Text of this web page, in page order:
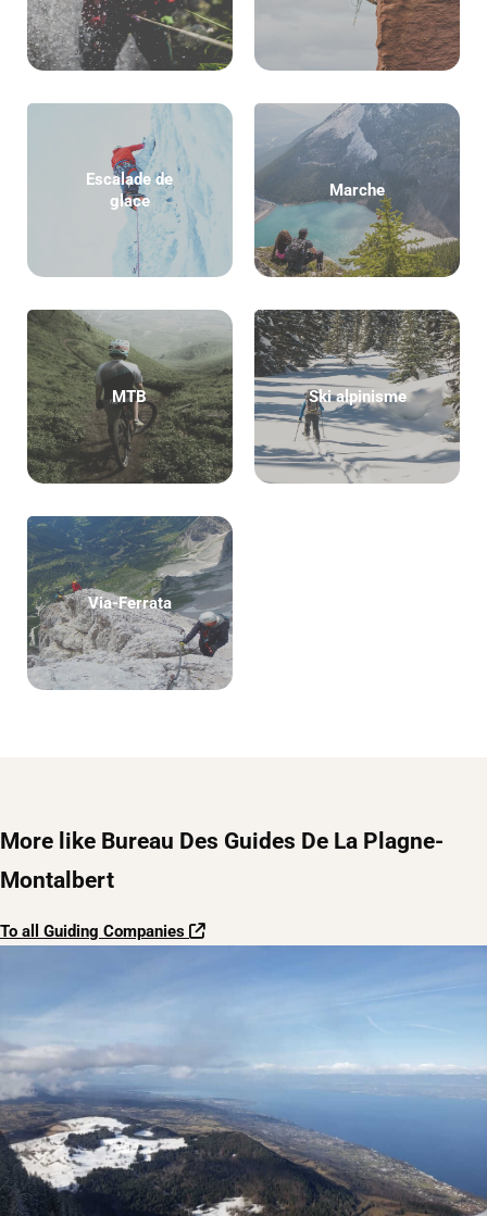
Escalade de
glace
Marche
MTB Ski alpinisme
Via-Ferrata
More like Bureau Des Guides De La Plagne-
Montalbert
To all Guiding Companies